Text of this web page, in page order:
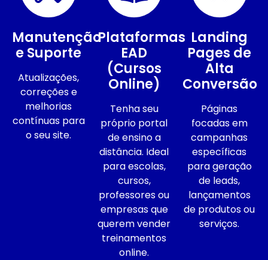
Manutenção
e Suporte
Atualizações,
correções e
melhorias
contínuas para
o seu site.
Plataformas
EAD
(Cursos
Online)
Tenha seu
próprio portal
de ensino a
distância. Ideal
para escolas,
cursos,
professores ou
empresas que
querem vender
treinamentos
online.
Landing
Pages de
Alta
Conversão
Páginas
focadas em
campanhas
específicas
para geração
de leads,
lançamentos
de produtos ou
serviços.